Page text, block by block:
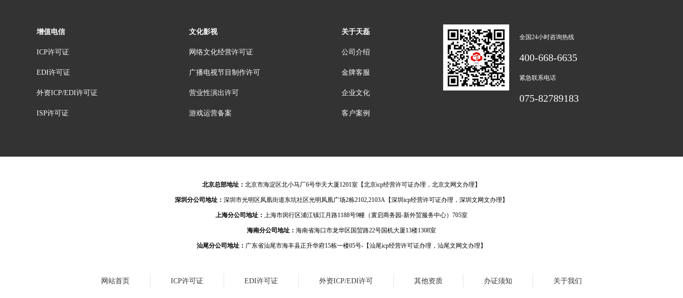
增值电信
ICP许可证
EDI许可证
外资ICP/EDI许可证
ISP许可证
文化影视
网络文化经营许可证
广播电视节目制作许可
营业性演出许可
游戏运营备案
关于天磊
公司介绍
金牌客服
企业文化
客户案例
全国24小时咨询热线
400-668-6635
紧急联系电话
075-82789183
北京总部地址： 北京市海淀区北小马厂6号华天大厦1201室【北京icp经营许可证办理，北京文网文办理】
深圳分公司地址： 深圳市光明区凤凰街道东坑社区光明凤凰广场2栋2102,2103A【深圳icp经营许可证办理，深圳文网文办理】
上海分公司地址： 上海市闵行区浦江镇江月路1188号9幢（寰启商务园-新外贸服务中心）705室
海南分公司地址： 海南省海口市龙华区国贸路22号国机大厦13楼1308室
汕尾分公司地址： 广东省汕尾市海丰县正升华府15栋一楼05号-【汕尾icp经营许可证办理，汕尾文网文办理】
网站首页 ICP许可证 EDI许可证 外资ICP/EDI许可 其他资质 办证须知 关于我们